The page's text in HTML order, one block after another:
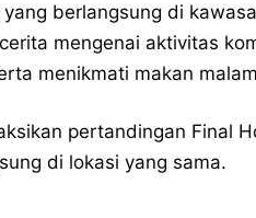
berlangsung di
mengenai aktivitas
menikmati makan
pertandingan Final
di lokasi yang sama.